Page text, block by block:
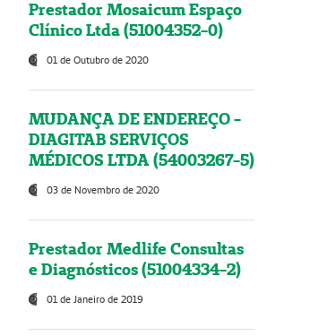
Prestador Mosaicum Espaço
Clínico Ltda (51004352-0)
01 de Outubro de 2020
MUDANÇA DE ENDEREÇO -
DIAGITAB SERVIÇOS
MÉDICOS LTDA (54003267-5)
03 de Novembro de 2020
Prestador Medlife Consultas
e Diagnósticos (51004334-2)
01 de Janeiro de 2019